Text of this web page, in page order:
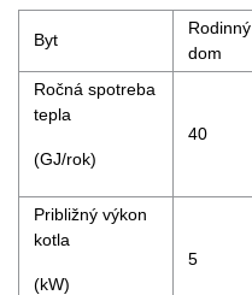
Byt
Rodinný
dom
Ročná spotreba
tepla
(GJ/rok)
40
Približný výkon
kotla
(kW)
5